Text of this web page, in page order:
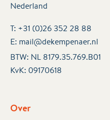
Nederland
T: +31 (0)26 352 28 88
E: mail@dekempenaer.nl
BTW: NL 8179.35.769.B01
KvK: 09170618
Over